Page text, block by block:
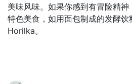
美味风味。如果你感到有冒险精
特色美食，如用面包制成的发酵
Horilka。